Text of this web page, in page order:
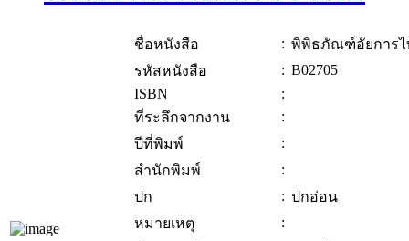
ชื่อหนังสือ : พิพิธภัณฑ์อัยการไ
รหัสหนังสือ
: B02705
ISBN
:
ที่ระลึกจากงาน
:
ปีที่พิมพ์
:
สำนักพิมพ์
:
ปก
: ปกอ่อน
หมายเหตุ
: